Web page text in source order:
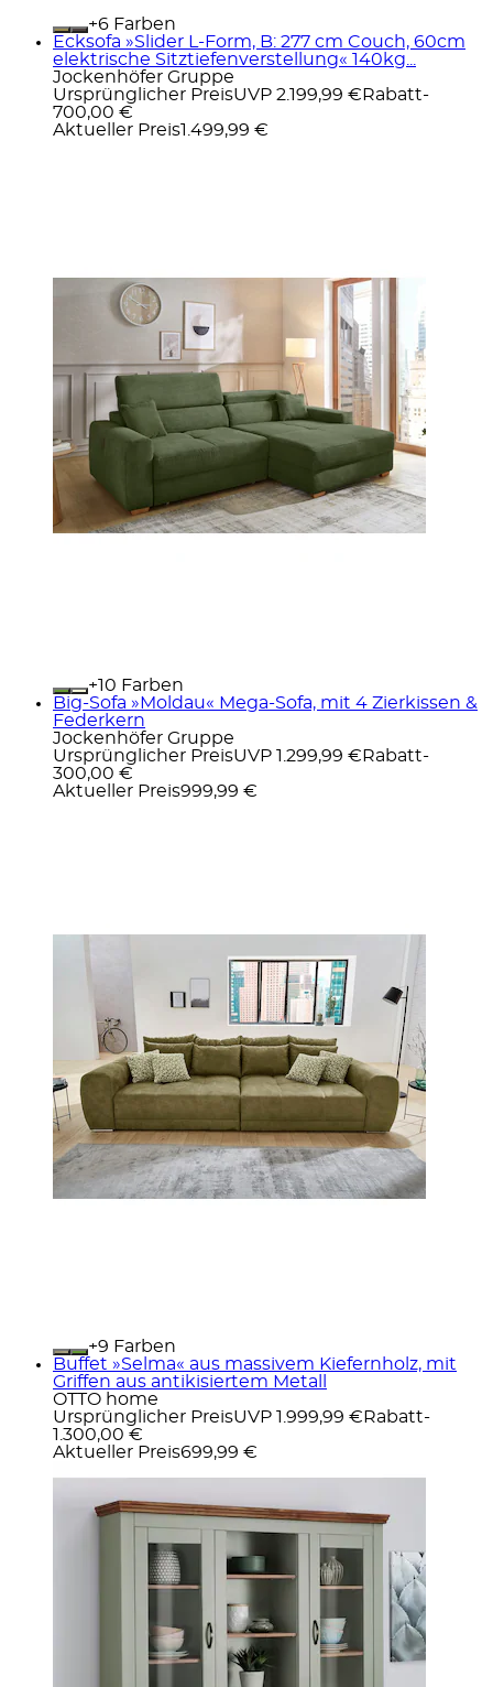
+
Farben
Ecksofa »Slider L-Form, B: 277 cm Couch, 60cm
elektrische Sitztiefenverstellung« 140kg...
Jockenhöfer Gruppe
Ursprünglicher PreisUVP 2.199,99 € Rabatt-
700,00 €
Aktueller Preis1.499,99 €
+
Farben
Big-Sofa »Moldau« Mega-Sofa, mit 4 Zierkissen &
Federkern
Jockenhöfer Gruppe
Ursprünglicher PreisUVP 1.299,99 € Rabatt-
300,00 €
Aktueller Preis999,99 €
+
Farben
Buffet »Selma« aus massivem Kiefernholz, mit
Griffen aus antikisiertem Metall
OTTO home
Ursprünglicher PreisUVP 1.999,99 € Rabatt-
1.300,00 €
Aktueller Preis699,99 €